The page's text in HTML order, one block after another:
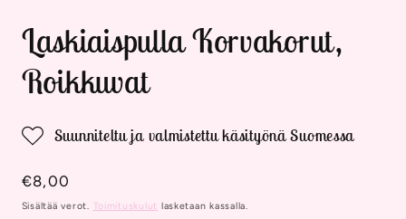
1
modaalisessa
ikkunassa
Laskiaispulla Korvakorut,
Roikkuvat
Suunniteltu ja valmistettu käsityönä Suomessa
Normaalihinta
€8,00
Sisältää verot. Toimituskulut lasketaan kassalla.